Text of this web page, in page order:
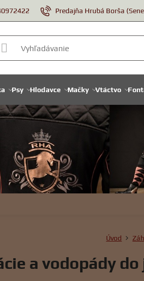
Predajňa Hrubá Borša
Psy Hlodavce Mačky Vtáctvo
Úvod
a vodopády